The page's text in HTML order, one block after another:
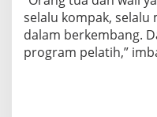
selalu kompak,
dalam berkembang.
program pelatih,”